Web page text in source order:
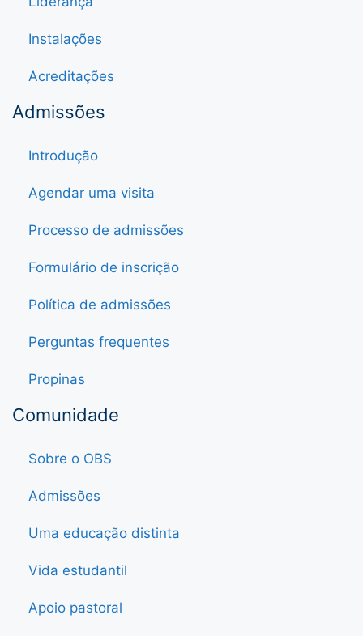
Instalações
Acreditações
Admissões
Introdução
Agendar uma visita
Processo de admissões
Formulário de inscrição
Política de admissões
Perguntas frequentes
Propinas
Comunidade
Sobre o OBS
Admissões
Uma educação distinta
Vida estudantil
Apoio pastoral